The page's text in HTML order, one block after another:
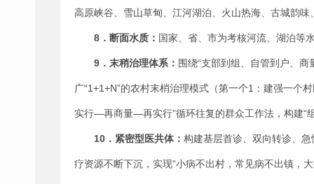
高原峡谷、雪山草甸、江河湖泊、火山热海、古城韵
8 ．断面水质 ： 国家、省、市为考核河流、湖泊等
9 ．末稍治理体系 ： 围绕“支部到组、自管到户、
广“1+1+N”的农村末梢治理模式（第一个1：建强一
实行—再商量—再实行”循环往复的群众工作法，构建“
10 ．紧密型医共体： 构建基层首诊、双向转诊、
疗资源不断下沉，实现“小病不出村，常见病不出镇，